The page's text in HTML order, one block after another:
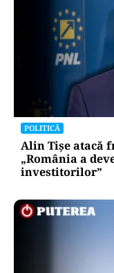
POLITICĂ
Alin Tișe atacă
„România a
investitorilor”